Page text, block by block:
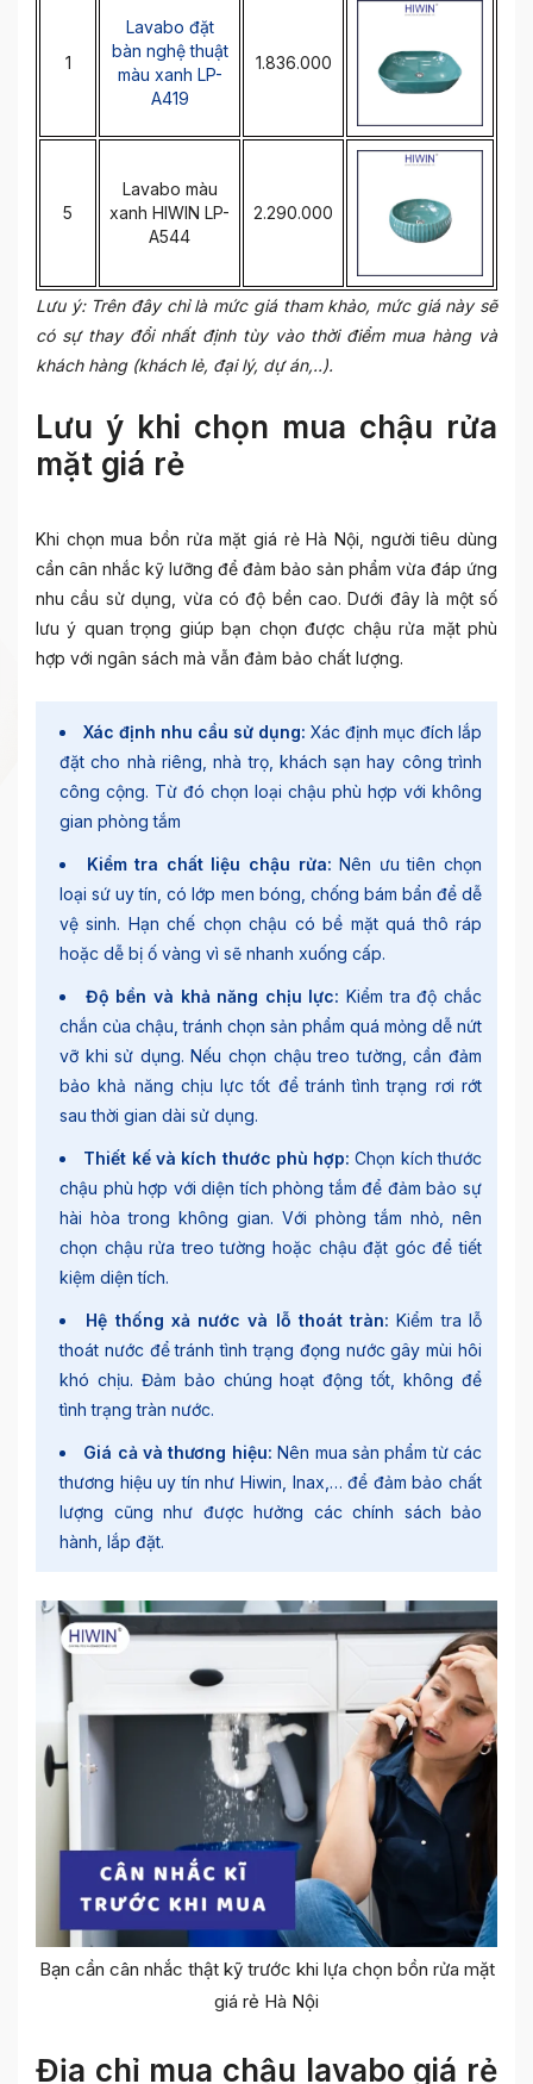
1
Lavabo đặt
bàn nghệ thuật
màu xanh LP-
A419
1.836.000
5
Lavabo màu
xanh HIWIN LP-
A544
2.290.000
Lưu ý: Trên đây chỉ là mức giá tham khảo, mức giá này sẽ
có sự thay đổi nhất định tùy vào thời điểm mua hàng và
khách hàng (khách lẻ, đại lý, dự án,..).
Lưu ý khi chọn mua chậu rửa
mặt giá rẻ
Khi chọn mua bồn rửa mặt giá rẻ Hà Nội, người tiêu dùng
cần cân nhắc kỹ lưỡng để đảm bảo sản phẩm vừa đáp ứng
nhu cầu sử dụng, vừa có độ bền cao. Dưới đây là một số
lưu ý quan trọng giúp bạn chọn được chậu rửa mặt phù
hợp với ngân sách mà vẫn đảm bảo chất lượng.
Xác định nhu cầu sử dụng: Xác định mục đích lắp
đặt cho nhà riêng, nhà trọ, khách sạn hay công trình
công cộng. Từ đó chọn loại chậu phù hợp với không
gian phòng tắm
Kiểm tra chất liệu chậu rửa:Nên ưu tiên chọn
loại sứ uy tín, có lớp men bóng, chống bám bẩn để dễ
vệ sinh. Hạn chế chọn chậu có bề mặt quá thô ráp
hoặc dễ bị ố vàng vì sẽ nhanh xuống cấp.
Độ bền và khả năng chịu lực:Kiểm tra độ chắc
chắn của chậu, tránh chọn sản phẩm quá mỏng dễ nứt
vỡ khi sử dụng. Nếu chọn chậu treo tường, cần đảm
bảo khả năng chịu lực tốt để tránh tình trạng rơi rớt
sau thời gian dài sử dụng.
Thiết kế và kích thước phù hợp:Chọn kích thước
chậu phù hợp với diện tích phòng tắm để đảm bảo sự
hài hòa trong không gian. Với phòng tắm nhỏ, nên
chọn chậu rửa treo tường hoặc chậu đặt góc để tiết
kiệm diện tích.
Hệ thống xả nước và lỗ thoát tràn:Kiểm tra lỗ
thoát nước để tránh tình trạng đọng nước gây mùi hôi
khó chịu. Đảm bảo chúng hoạt động tốt, không để
tình trạng tràn nước.
Giá cả và thương hiệu:Nên mua sản phẩm từ các
thương hiệu uy tín như Hiwin, Inax,… để đảm bảo chất
lượng cũng như được hưởng các chính sách bảo
hành, lắp đặt.
Bạn cần cân nhắc thật kỹ trước khi lựa chọn bồn rửa mặt
giá rẻ Hà Nội
Địa chỉ mua chậu lavabo giá rẻ